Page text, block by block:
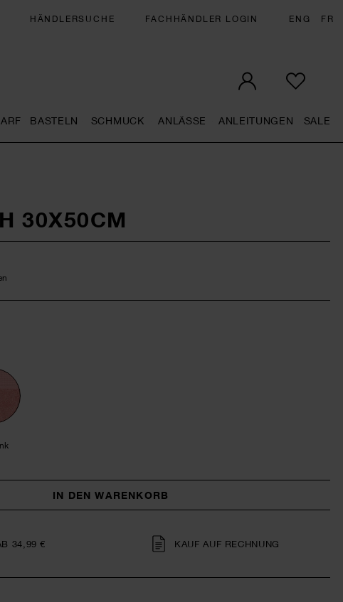
HÄNDLERSUCHE FACHHÄNDLER LOGIN ENG FR
BASTELN SCHMUCK ANLÄSSE ANLEITUNGEN SALE
30X50CM
IN DEN WARENKORB
34,99 € KAUF AUF RECHNUNG